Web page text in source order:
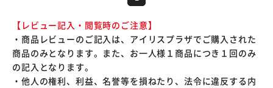
【レビュー記入・閲覧時のご注意】
・商品レビューのご記入は、アイリスプラザでご購入された
商品のみとなります。また、お一人様１商品につき１回のみ
の記入となります。
・他人の権利、利益、名誉等を損ねたり、法令に違反する内